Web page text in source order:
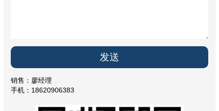
销售：廖经理
手机：18620906383